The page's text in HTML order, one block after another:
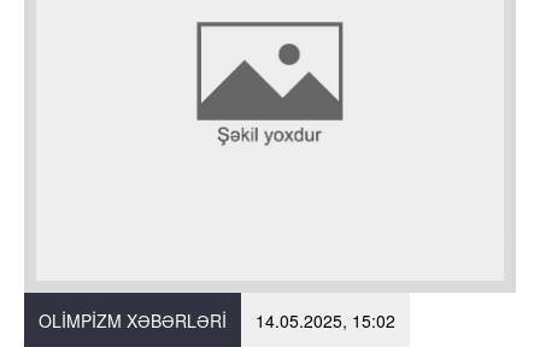
OLIMPIZM XƏBƏRLƏRI 14.05.2025, 15:02